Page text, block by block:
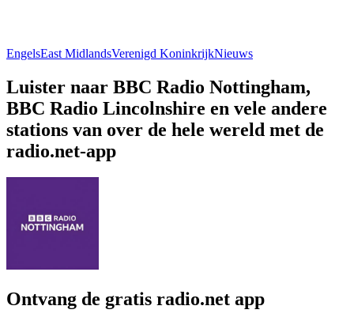
EngelsEast MidlandsVerenigd KoninkrijkNieuws
Luister naar BBC Radio Nottingham,
BBC Radio Lincolnshire en vele andere
stations van over de hele wereld met de
radio.net-app
Ontvang de gratis radio.net app